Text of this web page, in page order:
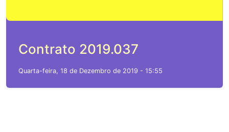
Contrato 2019.037
Quarta-feira, 18 de Dezembro de 2019 - 15:55